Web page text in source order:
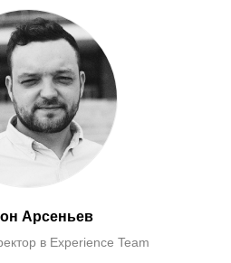
Арсеньев
в Experience Team